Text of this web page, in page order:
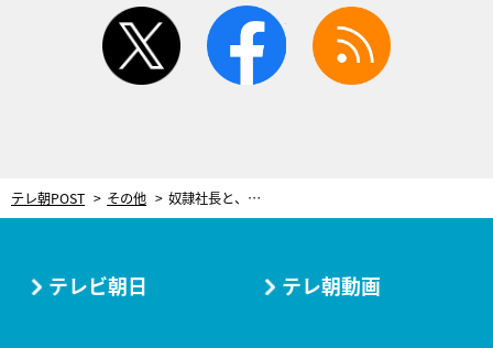
twitter facebook
テレ朝POST その他 奴隷社長と、ドS女子社員。前代未聞の恋物語がついに決着！＜この男は人生最大の過ちです＞
テレビ朝日 テレ朝動画